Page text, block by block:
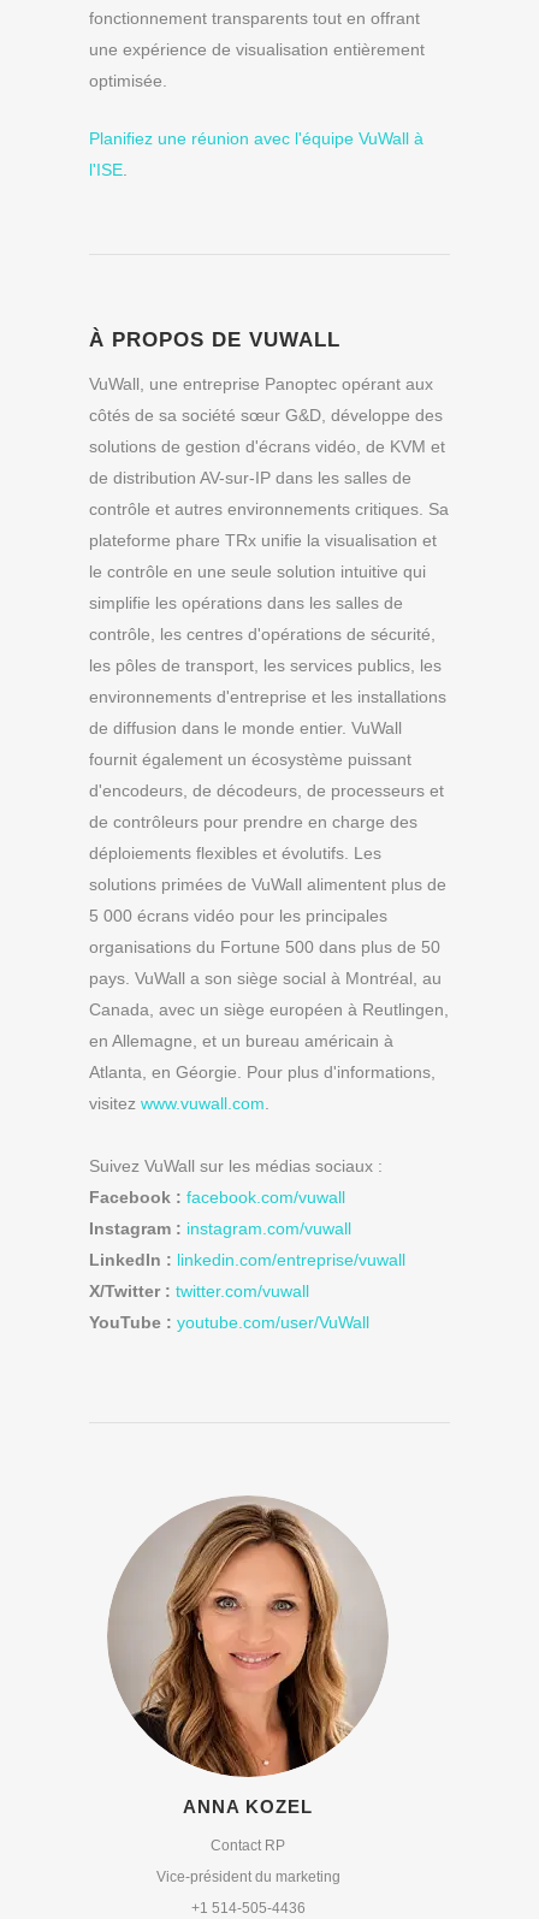
fonctionnement transparents tout en offrant
une expérience de visualisation entièrement
optimisée.
Planifiez une réunion avec l'équipe VuWall à
l'ISE
À PROPOS DE VUWALL
VuWall, une entreprise Panoptec opérant aux
côtés de sa société sœur G&D, développe des
solutions de gestion d'écrans vidéo, de KVM et
de distribution AV-sur-IP dans les salles de
contrôle et autres environnements critiques. Sa
plateforme phare TRx unifie la visualisation et
le contrôle en une seule solution intuitive qui
simplifie les opérations dans les salles de
contrôle, les centres d'opérations de sécurité,
les pôles de transport, les services publics, les
environnements d'entreprise et les installations
de diffusion dans le monde entier. VuWall
fournit également un écosystème puissant
d'encodeurs, de décodeurs, de processeurs et
de contrôleurs pour prendre en charge des
déploiements flexibles et évolutifs. Les
solutions primées de VuWall alimentent plus de
5 000 écrans vidéo pour les principales
organisations du Fortune 500 dans plus de 50
pays. VuWall a son siège social à Montréal, au
Canada, avec un siège européen à Reutlingen,
en Allemagne, et un bureau américain à
Atlanta, en Géorgie. Pour plus d'informations,
visitez www.vuwall.com.
Suivez VuWall sur les médias sociaux :
Facebook : facebook.com/vuwall
Instagram : instagram.com/vuwall
LinkedIn : linkedin.com/entreprise/vuwall
X/Twitter : twitter.com/vuwall
YouTube : youtube.com/user/VuWall
ANNA KOZEL
Contact RP
Vice-président du marketing
+1 514-505-4436